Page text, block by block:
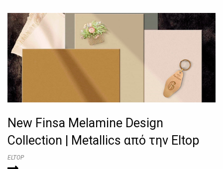
New Finsa Melamine Design
Collection | Metallics από την Eltop
ELTOP